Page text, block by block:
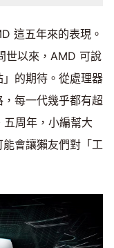
這五年來的表現。
世以來，AMD 可說
的期待。從處理器
每一代幾乎都有超
周年，小編幫大
會讓獺友們對「工